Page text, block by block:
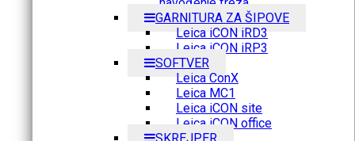
GARNITURA ZA ŠIPOVE
Leica iCON iRD3
Leica iCON iRP3
SOFTVER
Leica ConX
Leica MC1
Leica iCON site
Leica iCON office